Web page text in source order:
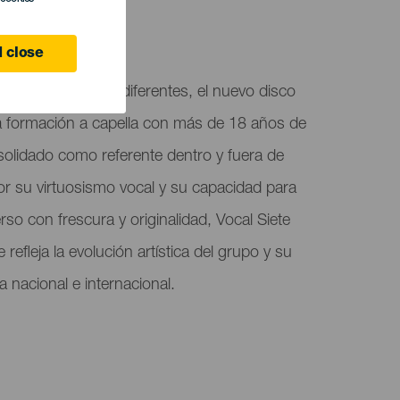
close
Iguales pero diferentes, el nuevo disco
formación a capella con más de 18 años de
como referente dentro y fuera de
su virtuosismo vocal y su capacidad para
con frescura y originalidad, Vocal Siete
refleja la evolución artística del grupo y su
nacional e internacional.